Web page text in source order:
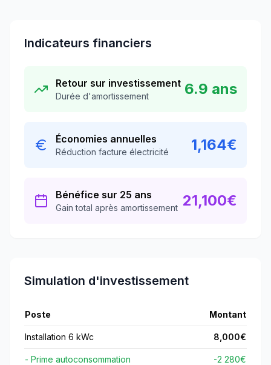
Indicateurs financiers
Retour sur investissement
Durée d'amortissement 6.9 ans
Économies annuelles
Réduction facture électricité 1,164€
Bénéfice sur 25 ans
Gain total après amortissement 21,100€
Simulation d'investissement
Poste Montant
Installation 6 kWc 8,000€
- Prime autoconsommation -2 280€